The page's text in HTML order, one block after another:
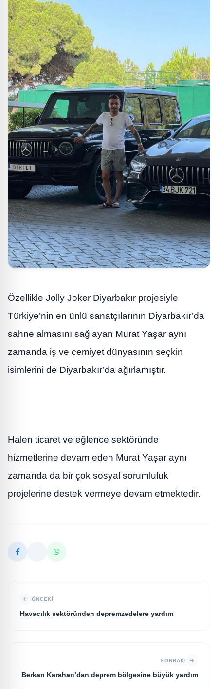
Özellikle Jolly Joker Diyarbakır projesiyle
Türkiye’nin en ünlü sanatçılarının Diyarbakır’da
sahne almasını sağlayan Murat Yaşar aynı
zamanda iş ve cemiyet dünyasının seçkin
isimlerini de Diyarbakır’da ağırlamıştır.
Halen ticaret ve eğlence sektöründe
hizmetlerine devam eden Murat Yaşar aynı
zamanda da bir çok sosyal sorumluluk
projelerine destek vermeye devam etmektedir.
ÖNCEKI
Havacılık sektöründen depremzedelere yardım
SONRAKI
Berkan Karahan’dan deprem bölgesine büyük yardım